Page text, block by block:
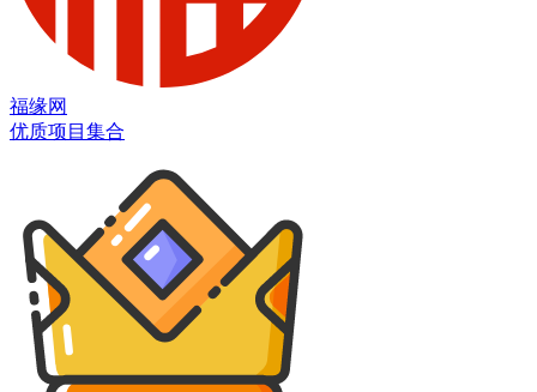
福缘网
优质项目集合